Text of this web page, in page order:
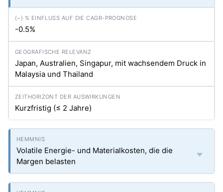
-0.5%
Japan, Australien, Singapur, mit wachsendem Druck in
Malaysia und Thailand
Kurzfristig (≤ 2 Jahre)
Volatile Energie- und Materialkosten, die die
Margen belasten